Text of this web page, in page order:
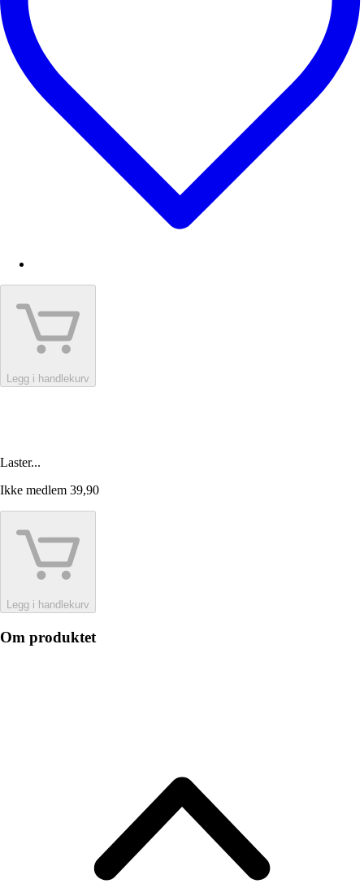
Legg i handlekurv
Laster...
Ikke medlem 39,90
Legg i handlekurv
Om produktet